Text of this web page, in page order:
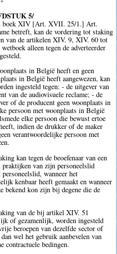
5/
boek XIV [Art. XVII. 25/1.] Art.
betreft, kan de vordering tot staking
van de artikelen XIV. 9, XIV. 60 tot
alleen tegen de adverteerder
in België heeft en geen
in België heeft aangewezen, kan
ingesteld tegen: - de uitgever van
van de audiovisuele reclame; - de
of de producent geen woonplaats in
persoon met woonplaats in België
elke persoon die bewust ertoe
indien de drukker of de maker
verantwoordelijke persoon met
kan tegen de beoefenaar van een
van zijn personeelslid
wanneer het
kenbaar heeft gemaakt en wanneer
kon zijn bij degene die de
van de bij artikel XIV. 51
of gezamenlijk, worden ingesteld
beroepen van dezelfde sector of
wel het gebruik aanbevelen van
contractuele bedingen.